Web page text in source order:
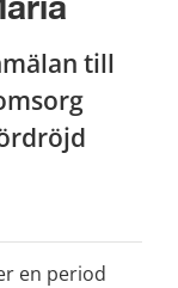
till
en period